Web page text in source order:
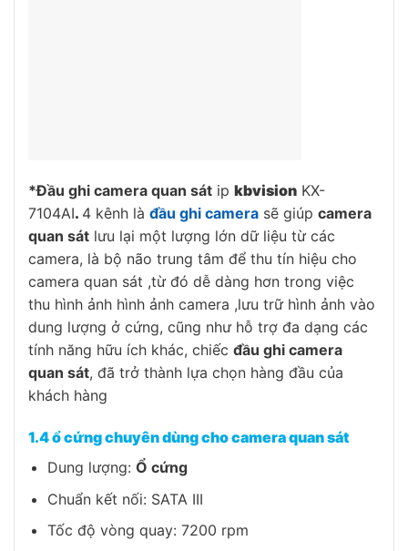
*Đầu ghi camera quan sát ip kbvision KX-
7104AI. 4 kênh là đầu ghi camera sẽ giúp camera
quan sát lưu lại một lượng lớn dữ liệu từ các
camera, là bộ não trung tâm để thu tín hiệu cho
camera quan sát ,từ đó dễ dàng hơn trong việc
thu hình ảnh hình ảnh camera ,lưu trữ hình ảnh vào
dung lượng ở cứng, cũng như hỗ trợ đa dạng các
tính năng hữu ích khác, chiếc đầu ghi camera
quan sát, đã trở thành lựa chọn hàng đầu của
khách hàng
1.4 ổ cứng chuyên dùng cho camera quan sát
Dung lượng: Ổ cứng
Chuẩn kết nối: SATA III
Tốc độ vòng quay: 7200 rpm